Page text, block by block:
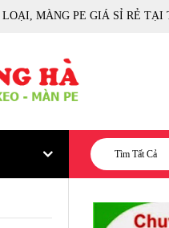
MÀNG PE GIÁ SỈ RẺ TẠI
Tìm Tất Cả